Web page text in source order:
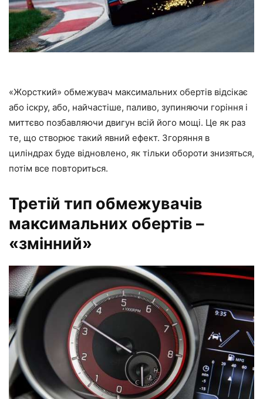
«Жорсткий» обмежувач максимальних обертів відсікає
або іскру, або, найчастіше, паливо, зупиняючи горіння і
миттєво позбавляючи двигун всій його мощі. Це як раз
те, що створює такий явний ефект. Згоряння в
циліндрах буде відновлено, як тільки обороти знизяться,
потім все повториться.
Третій тип обмежувачів
максимальних обертів –
«змінний»